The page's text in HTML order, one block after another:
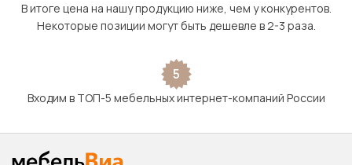
В итоге цена на нашу продукцию ниже, чем у конкурентов.
Некоторые позиции могут быть дешевле в 2-3 раза.
5
Входим в ТОП-5 мебельных интернет-компаний России